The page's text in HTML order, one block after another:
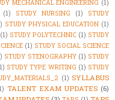
MECHANICAL ENGINEERING (1)
(1) STUDY NURSING (1)
STUDY
STUDY PHYSICAL EDUCATION (1)
(1) STUDY POLYTECHNIC (1) STUDY
(1) STUDY SOCIAL SCIENCE
STUDY STENOGRAPHY (1) STUDY
STUDY TYPE WRITING (1) STUDY
(1) SYLLABUS
TALENT EXAM UPDATES (6)